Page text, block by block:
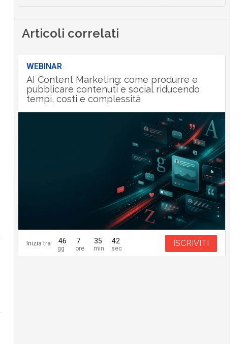
Articoli correlati
WEBINAR
AI Content Marketing: come produrre e
pubblicare contenuti e social riducendo
tempi, costi e complessità
Inizia tra 46 7 35 41 ISCRIVITI